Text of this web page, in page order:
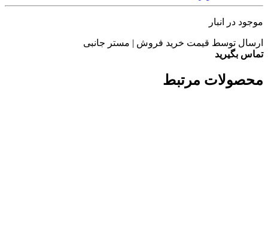
موجود در انبار
ارسال توسط قیمت خرید فروش | مستر جانبی
تماس بگیرید
محصولات مرتبط